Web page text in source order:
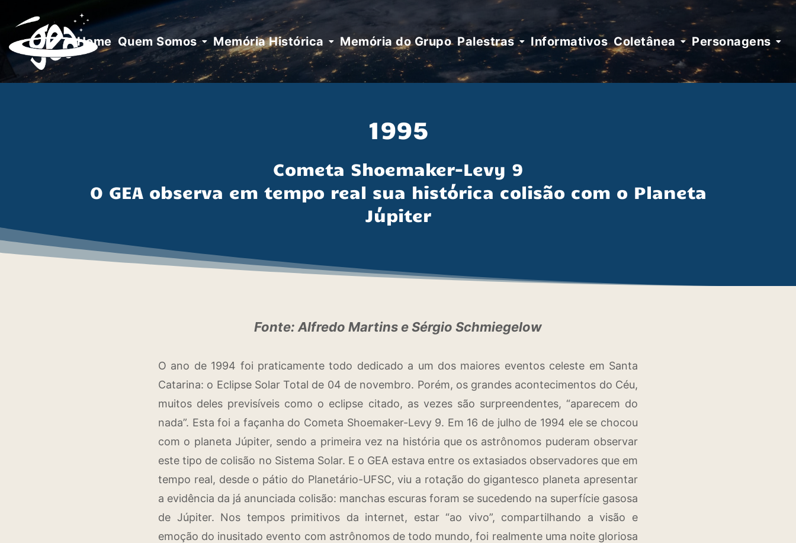
content
Home Quem Somos Memória Histórica Memória do Grupo Palestras Informativos Coletânea Personagens
1995
Cometa Shoemaker-Levy 9
O GEA observa em tempo real sua histórica colisão com o Planeta
Júpiter
Fonte: Alfredo Martins e Sérgio Schmiegelow
O ano de 1994 foi praticamente todo dedicado a um dos maiores eventos celeste em Santa
Catarina: o Eclipse Solar Total de 04 de novembro. Porém, os grandes acontecimentos do Céu,
muitos deles previsíveis como o eclipse citado, as vezes são surpreendentes, “aparecem do
nada”. Esta foi a façanha do Cometa Shoemaker-Levy 9. Em 16 de julho de 1994 ele se chocou
com o planeta Júpiter, sendo a primeira vez na história que os astrônomos puderam observar
este tipo de colisão no Sistema Solar. E o GEA estava entre os extasiados observadores que em
tempo real, desde o pátio do Planetário-UFSC, viu a rotação do gigantesco planeta apresentar
a evidência da já anunciada colisão: manchas escuras foram se sucedendo na superfície gasosa
de Júpiter. Nos tempos primitivos da internet, estar “ao vivo”, compartilhando a visão e
emoção do inusitado evento com astrônomos de todo mundo, foi realmente uma noite gloriosa